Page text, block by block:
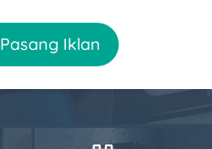
Pasang Iklan